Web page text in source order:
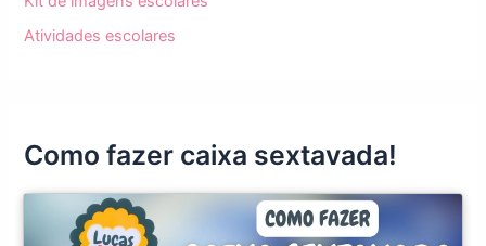
Atividades escolares
Como fazer caixa sextavada!